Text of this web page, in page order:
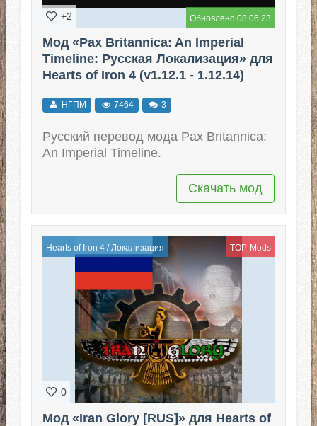
Обновлено 08.06.23
+2
Мод «Pax Britannica: An Imperial
Timeline: Русская Локализация» для
Hearts of Iron 4 (v1.12.1 - 1.12.14)
НГПМ 7464 3
Русский перевод мода Pax Britannica:
An Imperial Timeline.
Скачать мод
Hearts of Iron 4/ Локализация TOP-Mods
0
Мод «Iran Glory [RUS]» для Hearts of